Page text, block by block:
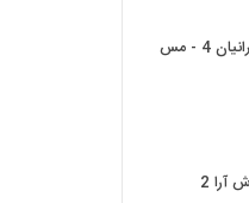
فوتسال فولاد زرند ایرانیان 4 - مس